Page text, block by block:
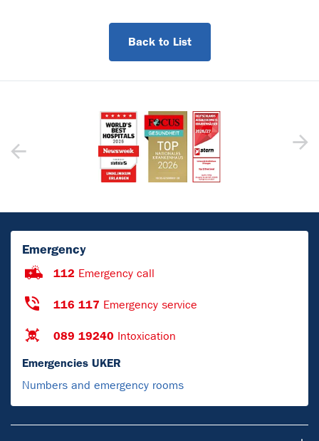
Back to List
Emergency
112 Emergency call
116 117 Emergency service
089 19240 Intoxication
Emergencies UKER
Numbers and emergency rooms